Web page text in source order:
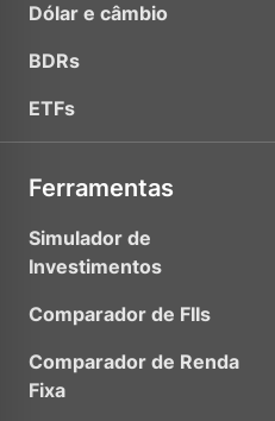
Dólar e câmbio
BDRs
ETFs
Ferramentas
Simulador de
Investimentos
Comparador de FIIs
Comparador de Renda
Fixa